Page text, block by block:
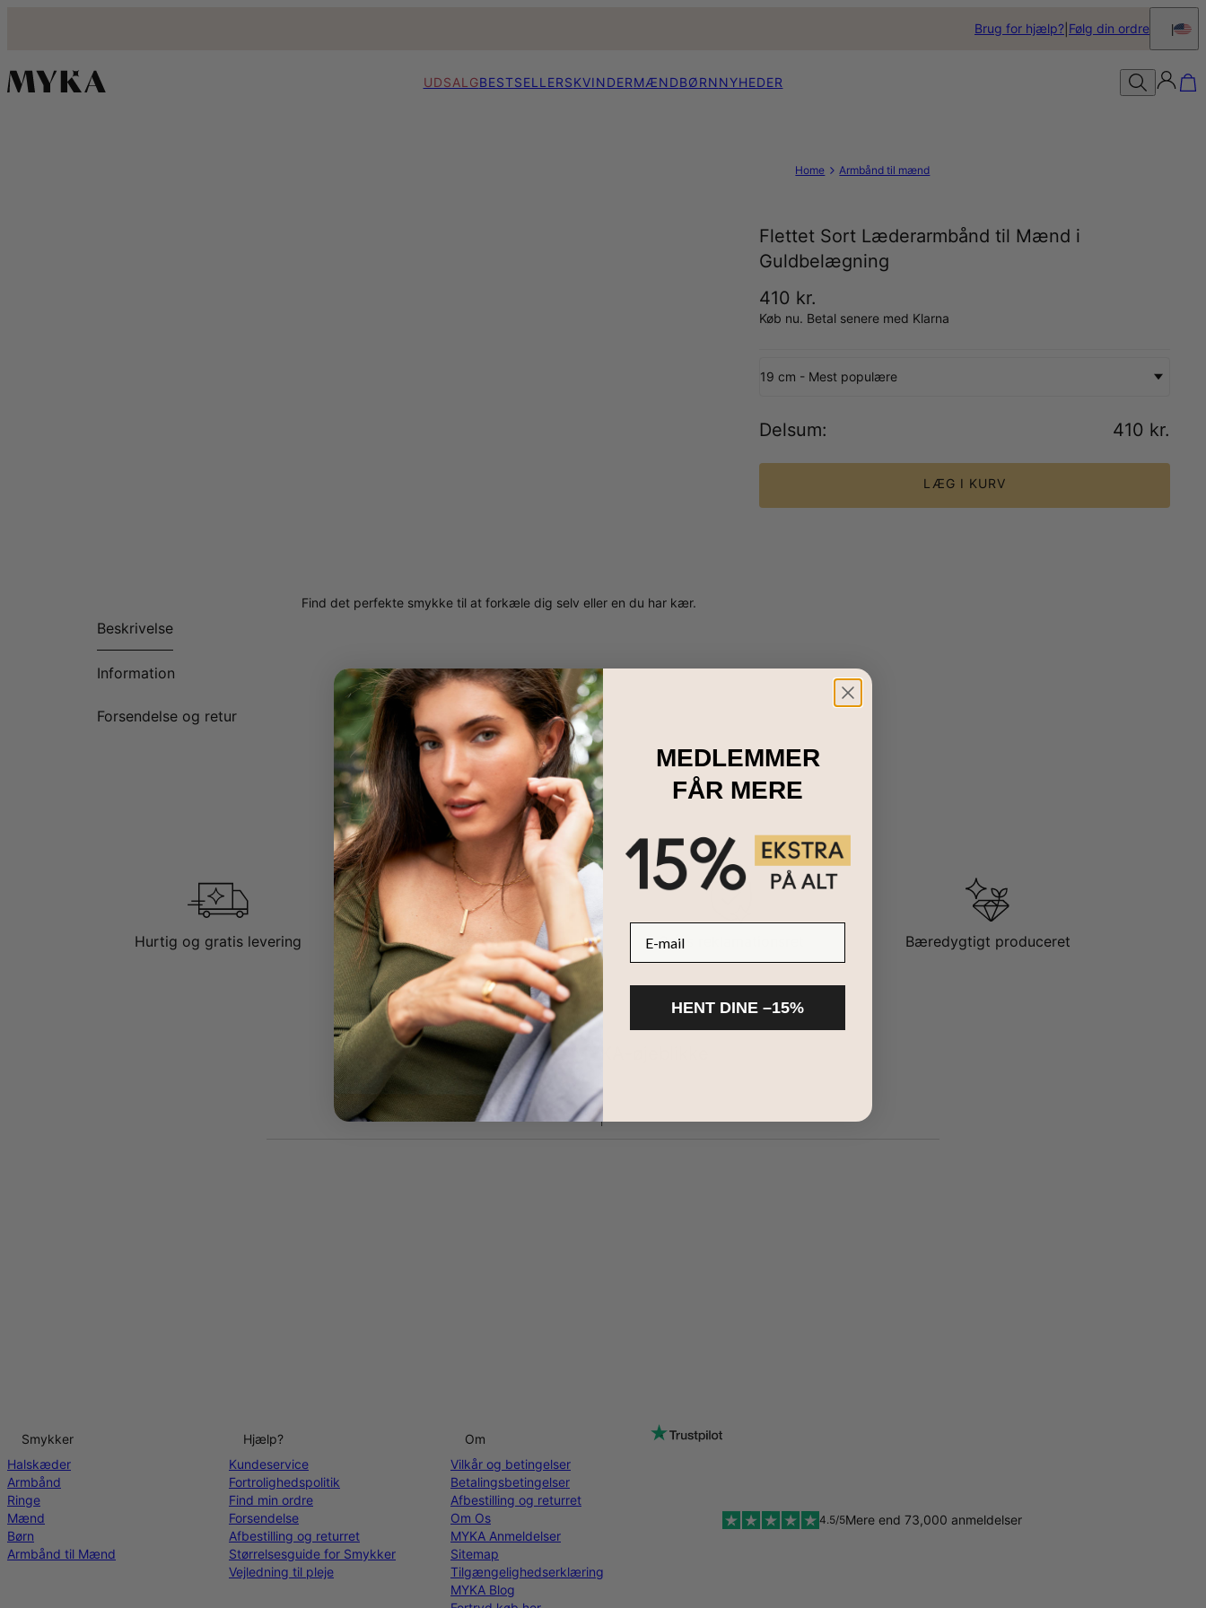
Brug for hjælp? Følg din ordre
UDSALGBESTSELLERSKVINDERMÆNDBØRNNYHEDER
Home Armbånd til mænd
Flettet Sort Læderarmbånd til Mænd i
Guldbelægning
410 kr.
Køb nu. Betal senere med Klarna
19 cm - Mest populære
Delsum: 410 kr.
LÆG I KURV
Beskrivelse
Information
Forsendelse og retur
Find det perfekte smykke til at forkæle dig selv eller en du har kær.
Hurtig og gratis levering 100 dages retur 2 års reklamationsret Bæredygtigt produceret
Del dine MYKA-øjeblikke
Smykker
Halskæder
Armbånd
Ringe
Mænd
Børn
Armbånd til Mænd
Hjælp?
Kundeservice
Fortrolighedspolitik
Find min ordre
Forsendelse
Afbestilling og returret
Størrelsesguide for Smykker
Vejledning til pleje
Om
Vilkår og betingelser
Betalingsbetingelser
Afbestilling og returret
Om Os
MYKA Anmeldelser
Sitemap
Tilgængelighedserklæring
MYKA Blog
4.5/5Mere end 73,000 anmeldelser
MEDLEMMER
FÅR MERE
HENT DINE –15%